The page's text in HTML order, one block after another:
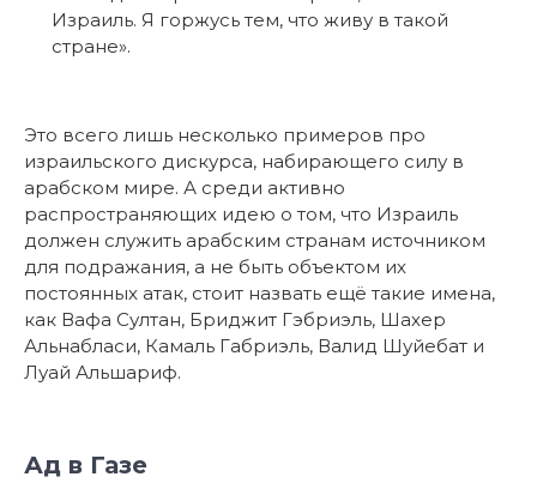
Израиль. Я горжусь тем, что живу в такой
стране».
Это всего лишь несколько примеров про
израильского дискурса, набирающего силу в
арабском мире. А среди активно
распространяющих идею о том, что Израиль
должен служить арабским странам источником
для подражания, а не быть объектом их
постоянных атак, стоит назвать ещё такие имена,
как Вафа Султан, Бриджит Гэбриэль, Шахер
Альнабласи, Камаль Габриэль, Валид Шуйебат и
Луай Альшариф.
Ад в Газе